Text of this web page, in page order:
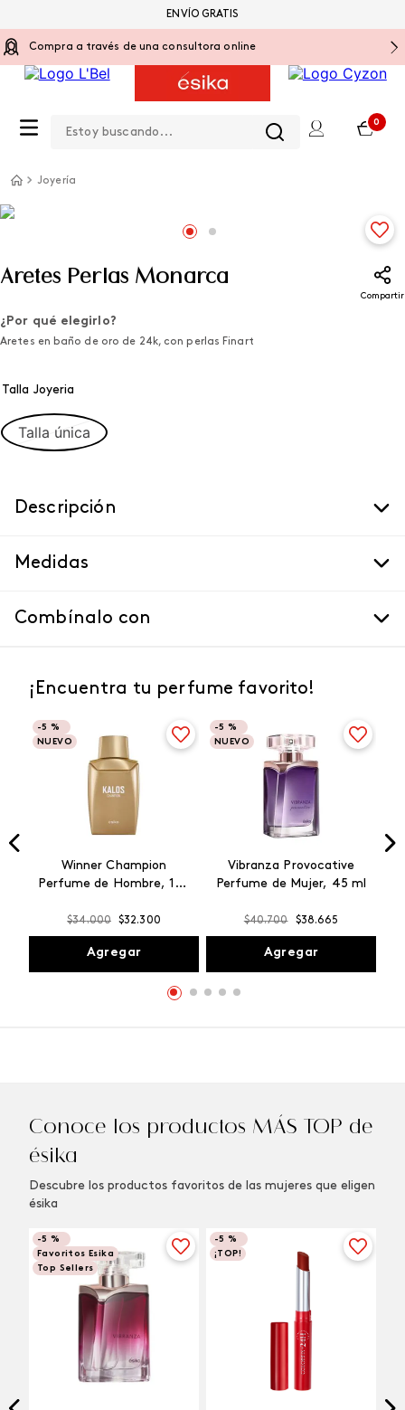
Compra a través de una consultora online
0
ENVÍO GRATIS
Joyería
Aretes Perlas Monarca
Compartir
¿Por qué elegirlo?
Aretes en baño de oro de 24k, con perlas Finart
Talla Joyeria
Talla única
Descripción
Medidas
Combínalo con
¡Encuentra tu perfume favorito!
-5 %
NUEVO
Winner Champion
Perfume de Hombre, 100
$34.000 $32.300
Agregar
-5 %
NUEVO
Vibranza Provocative
Perfume de Mujer, 45 ml
$40.700 $38.665
Agregar
Conoce los productos MÁS TOP de
ésika
Descubre los productos favoritos de las mujeres que eligen
ésika
-5 %
Favoritos Esika
Top Sellers
-5 %
¡TOP!